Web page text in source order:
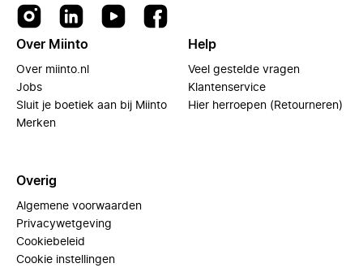
Over Miinto
Over miinto.nl
Jobs
Sluit je boetiek aan bij Miinto
Merken
Help
Veel gestelde vragen
Klantenservice
Hier herroepen (Retourneren)
Overig
Algemene voorwaarden
Privacywetgeving
Cookiebeleid
Cookie instellingen